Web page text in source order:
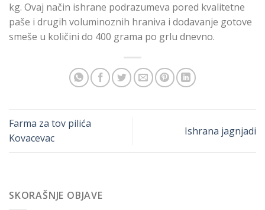
kg. Ovaj način ishrane podrazumeva pored kvalitetne
paše i drugih voluminoznih hraniva i dodavanje gotove
smeše u količini do 400 grama po grlu dnevno.
Farma za tov pilića
Kovacevac
Ishrana jagnjadi
SKORAŠNJE OBJAVE